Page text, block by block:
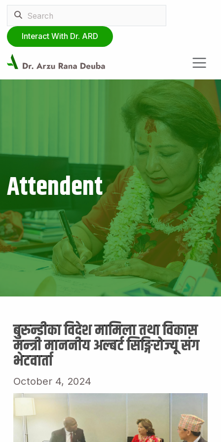
Interact With Dr. ARD
Attendent
बुरुन्डीका विदेश मामिला तथा विकास
मन्त्री माननीय अल्बर्ट सिङ्गिरोज्यू संग
भेटवार्ता
October 4, 2024